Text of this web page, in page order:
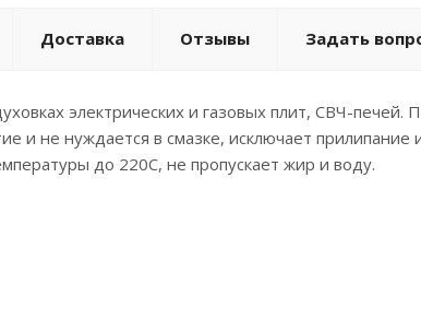
Доставка Отзывы Задать
электрических и газовых плит, СВЧ-печей.
и не нуждается в смазке, исключает
до 220С, не пропускает жир и воду.